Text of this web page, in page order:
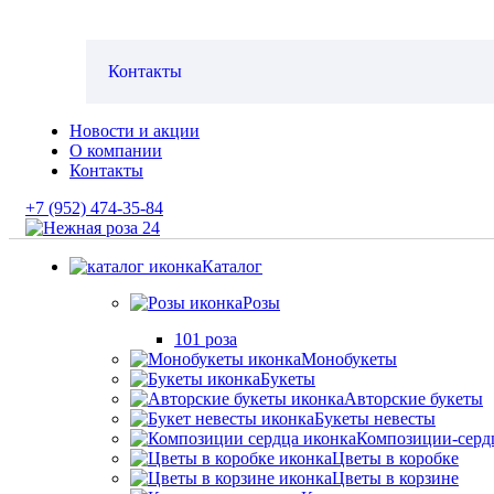
Контакты
Новости и акции
О компании
Контакты
+7 (952) 474-35-84
Каталог
Розы
101 роза
Монобукеты
Букеты
Авторские букеты
Букеты невесты
Композиции-
Цветы в коробке
Цветы в корзине